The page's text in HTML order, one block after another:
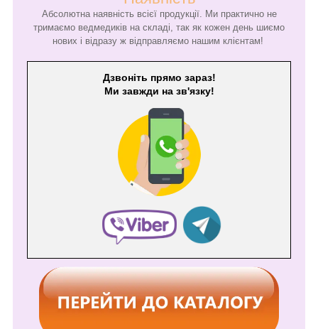
Абсолютна наявність всієї продукції. Ми практично не
тримаємо ведмедиків на складі, так як кожен день шиємо
нових і відразу ж відправляємо нашим клієнтам!
Дзвоніть прямо зараз!
Ми завжди на зв'язку!